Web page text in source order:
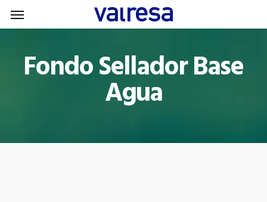
Skip
to
content
Menu
Fondo Sellador Base
Agua
Menu